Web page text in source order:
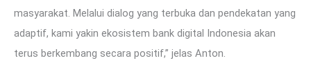
masyarakat. Melalui dialog yang terbuka dan pendekatan yang
adaptif, kami yakin ekosistem bank digital Indonesia akan
terus berkembang secara positif,” jelas Anton.